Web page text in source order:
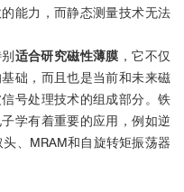
能力，而静态测量技术无法
适合研究磁性薄膜 ，它不仅
础，而且也是当前和未来磁
号处理技术的组成部分。铁
学有着重要的应用，例如逆
、MRAM和自旋转矩振荡器